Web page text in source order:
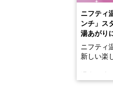
ニフティ
ンチ」ス
湯あがり
ニフティ
新しい楽